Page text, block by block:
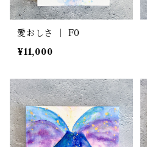
愛おしさ ｜ F0
¥11,000